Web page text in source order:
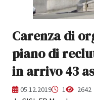
Carenza di
piano di
in arrivo 43
05.12.2019 1 2642